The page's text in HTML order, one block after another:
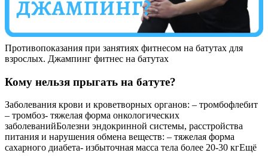
Противопоказания при занятиях фитнесом на батутах для
взрослых. Джампинг фитнес на батутах
Кому нельзя прыгать на батуте?
Заболевания крови и кроветворных органов: – тромбофлебит
– тромбоз- тяжелая форма онкологических
заболеванийБолезни эндокринной системы, расстройства
питания и нарушения обмена веществ: – тяжелая форма
сахарного диабета- избыточная масса тела более 20-30 кгЕщё